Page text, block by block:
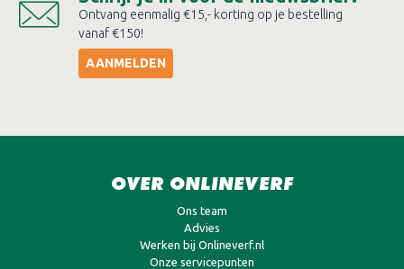
Ontvang eenmalig €15,- korting op je bestelling
vanaf €150!
AANMELDEN
OVER ONLINEVERF
Ons team
Advies
Werken bij Onlineverf.nl
Onze servicepunten